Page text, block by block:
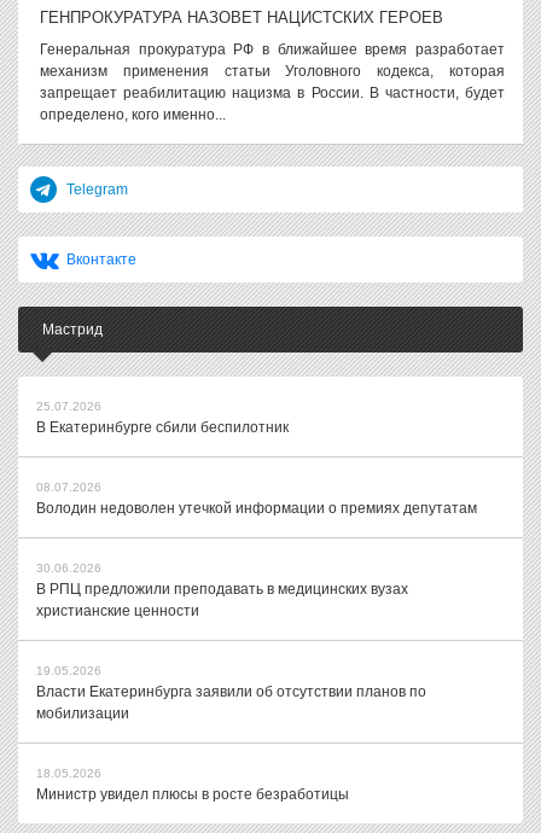
ГЕНПРОКУРАТУРА НАЗОВЕТ НАЦИСТСКИХ ГЕРОЕВ
Генеральная прокуратура РФ в ближайшее время разработает
механизм применения статьи Уголовного кодекса, которая
запрещает реабилитацию нацизма в России. В частности, будет
определено, кого именно...
Telegram
Вконтакте
Мастрид
25.07.2026
В Екатеринбурге сбили беспилотник
08.07.2026
Володин недоволен утечкой информации о премиях депутатам
30.06.2026
В РПЦ предложили преподавать в медицинских вузах
христианские ценности
19.05.2026
Власти Екатеринбурга заявили об отсутствии планов по
мобилизации
18.05.2026
Министр увидел плюсы в росте безработицы